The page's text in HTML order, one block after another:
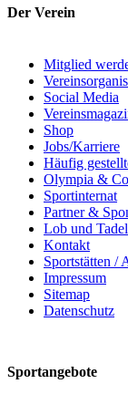
Der Verein
Mitglied
Social Media
Shop
Jobs/Karriere
Häufig
Olympia & Co
Sportinternat
Partner &
Lob und Tadel
Kontakt
Sportstätten /
Impressum
Sitemap
Datenschutz
Sportangebote